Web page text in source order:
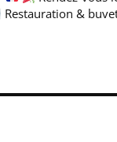
Restauration &